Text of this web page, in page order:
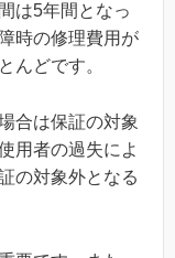
は5年間となっ
時の修理費用が
んどです。
合は保証の対象
用者の過失によ
の対象外となる